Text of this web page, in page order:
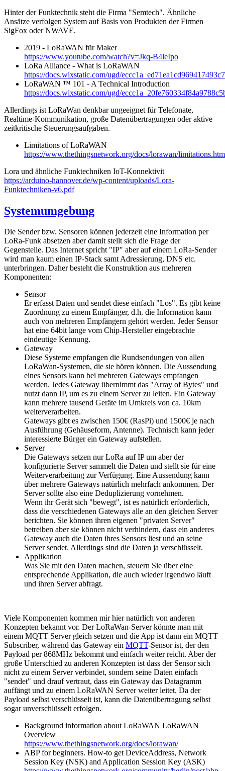
Hinter der Funktechnik steht die Firma "Semtech". Ähnliche
Ansätze verfolgen System auf Basis von Produkten der Firmen
SigFox oder NWAVE.
2019 - LoRaWAN für Maker
https://www.youtube.com/watch?v=Jkq-B4leIpo
LoRa Alliance - What is LoRaWAN
https://docs.wixstatic.com/ugd/
LoRaWAN ™ 101 - A Technical Introduction
https://docs.wixstatic.com/ugd/
Allerdings ist LoRaWan denkbar ungeeignet für Telefonate,
Realtime-Kommunikation, große Datenübertragungen oder aktive
zeitkritische Steuerungsaufgaben.
Limitations of LoRaWAN
https://www.thethingsnetwork.org/docs/lorawan/
Lora und ähnliche Funktechniken IoT-Konnektivit
https://arduino-hannover.de/wp-content/uploads/Lora-
Funktechniken-v6.pdf
Systemumgebung
Die Sender bzw. Sensoren können jederzeit eine Information per
LoRa-Funk absetzen aber damit stellt sich die Frage der
Gegenstelle. Das Internet spricht "IP" aber auf einem LoRa-Sender
wird man kaum einen IP-Stack samt Adressierung, DNS etc.
unterbringen. Daher besteht die Konstruktion aus mehreren
Komponenten:
Sensor
Er erfasst Daten und sendet diese einfach "Los". Es gibt keine
Zuordnung zu einem Empfänger, d.h. die Information kann
auch von mehreren Empfängern gehört werden. Jeder Sensor
hat eine 64bit lange vom Chip-Hersteller eingebrachte
eindeutige Kennung.
Gateway
Diese Systeme empfangen die Rundsendungen von allen
LoRaWan-Systemen, die sie hören können. Die Aussendung
eines Sensors kann bei mehreren Gateways empfangen
werden. Jedes Gateway übernimmt das "Array of Bytes" und
nutzt dann IP, um es zu einem Server zu leiten. Ein Gateway
kann mehrere tausend Geräte im Umkreis von ca. 10km
weiterverarbeiten.
Gateways gibt es zwischen 150€ (RasPi) und 1500€ je nach
Ausführung (Gehäuseform, Antenne). Technisch kann jeder
interessierte Bürger ein Gateway aufstellen.
Server
Die Gateways setzen nur LoRa auf IP um aber der
konfigurierte Server sammelt die Daten und stellt sie für eine
Weiterverarbeitung zur Verfügung. Eine Aussendung kann
über mehrere Gateways natürlich mehrfach ankommen. Der
Server sollte also eine Deduplizierung vornehmen.
Wenn ihr Gerät sich "bewegt", ist es natürlich erforderlich,
dass die verschiedenen Gateways alle an den gleichen Server
berichten. Sie können ihren eigenen "privaten Server"
betreiben aber sie können nicht verhindern, dass ein anderes
Gateway auch die Daten ihres Sensors liest und an seine
Server sendet. Allerdings sind die Daten ja verschlüsselt.
Applikation
Was Sie mit den Daten machen, steuern Sie über eine
entsprechende Applikation, die auch wieder irgendwo läuft
und ihren Server abfragt.
Viele Komponenten kommen mir hier natürlich von anderen
Konzepten bekannt vor. Der LoRaWan-Server könnte man mit
einem MQTT Server gleich setzen und die App ist dann ein MQTT
Subscriber, während das Gateway ein MQTT-Sensor ist, der den
Payload per 868MHz bekommt und einfach weiter reicht. Aber der
große Unterschied zu anderen Konzepten ist dass der Sensor sich
nicht zu einem Server verbindet, sondern seine Daten einfach
"sendet" und drauf vertraut, dass ein Gateway das Datagramm
auffängt und zu einem LoRaWAN Server weiter leitet. Da der
Payload selbst verschlüsselt ist, kann die Datenübertragung selbst
sogar unverschlüsselt erfolgen.
Background information about LoRaWAN LoRaWAN
Overview
https://www.thethingsnetwork.org/docs/lorawan/
ABP for beginners. How-to get DeviceAddress, Network
Session Key (NSK) and Application Session Key (ASK)